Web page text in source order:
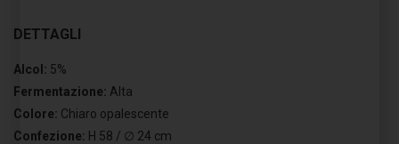
DETTAGLI
Alcol: 5%
Fermentazione: Alta
Colore: Chiaro opalescente
Confezione: H 58 / ∅ 24 cm